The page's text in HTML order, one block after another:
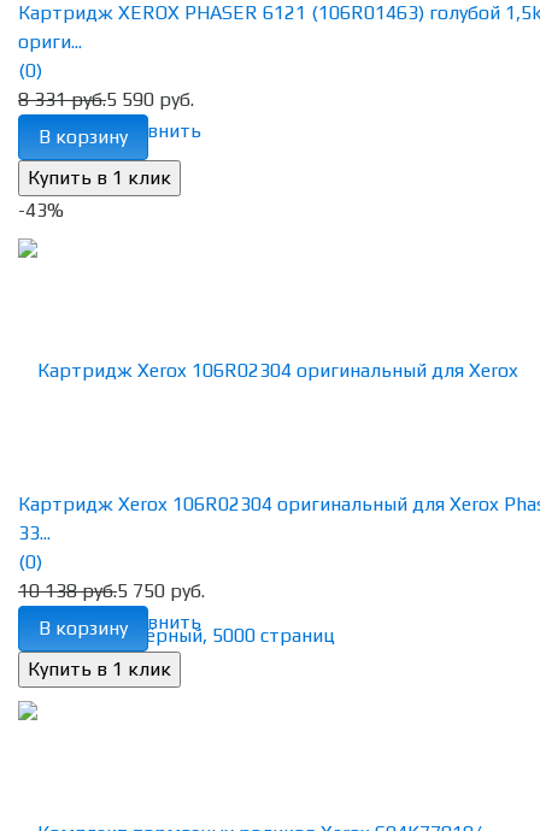
избранное сравнить
Картридж XEROX PHASER 6121 (106R01463) голубой
ориги...
(0)
8 331 руб.5 590 руб.
В корзину
-43%
избранное сравнить
Картридж Xerox 106R02304 оригинальный для Xerox
33...
(0)
10 138 руб.5 750 руб.
В корзину